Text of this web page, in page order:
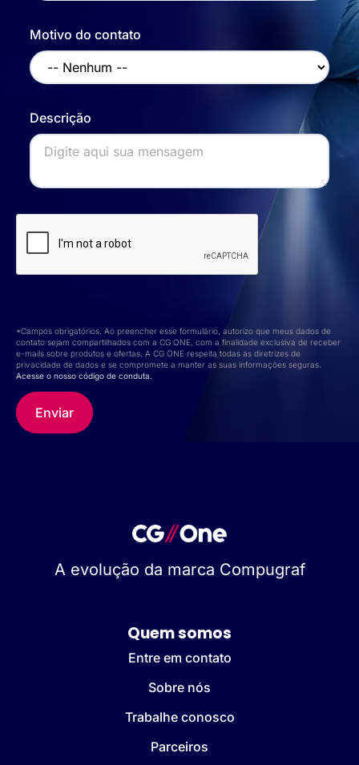
Motivo do contato
Descrição
*Campos obrigatórios. Ao preencher esse formulário, autorizo que meus dados de
contato sejam compartilhados com a CG ONE, com a finalidade exclusiva de receber
e-mails sobre produtos e ofertas. A CG ONE respeita todas as diretrizes de
privacidade de dados e se compromete a manter as suas informações seguras.
Acesse o nosso código de conduta.
A evolução da marca Compugraf
Quem somos
Entre em contato
Sobre nós
Trabalhe conosco
Parceiros